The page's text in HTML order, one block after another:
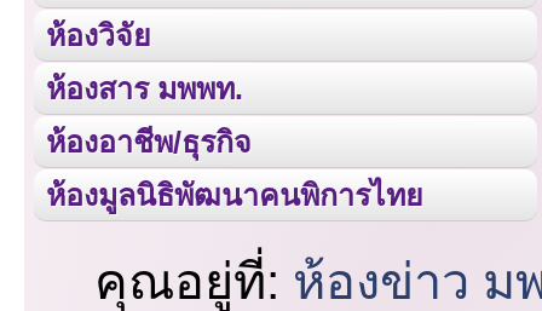
ห้องวิจัย
ห้องสาร มพพท.
ห้องอาชีพ/ธุรกิจ
ห้องมูลนิธิพัฒนาคนพิการไทย
คุณอยู่ที่: ห้องข่าว